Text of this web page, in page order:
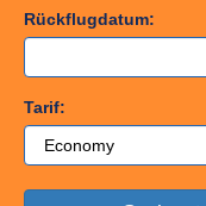
Rückflugdatum:
Tarif: